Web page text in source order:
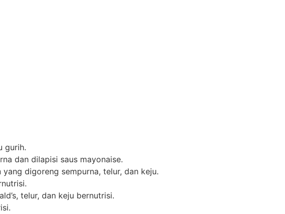
gurih.
dan dilapisi saus mayonaise.
digoreng sempurna, telur, dan keju.
telur, dan keju bernutrisi.